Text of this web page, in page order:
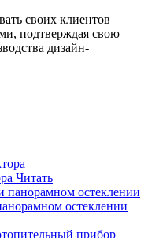
своих клиентов
подтверждая свою
дизайн-
Читать
остеклении